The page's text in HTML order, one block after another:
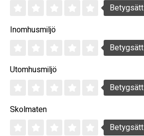
Betygsätt
Inomhusmiljö
Betygsätt
Utomhusmiljö
Betygsätt
Skolmaten
Betygsätt